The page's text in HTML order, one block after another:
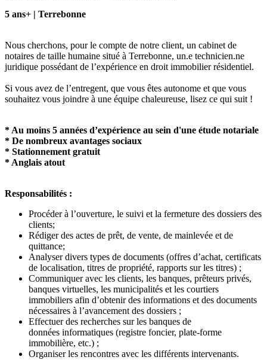
5 ans+ | Terrebonne
Nous cherchons, pour le compte de notre client, un cabinet de
notaires de taille humaine situé à Terrebonne, un.e technicien.ne
juridique possédant de l’expérience en droit immobilier résidentiel.
Si vous avez de l’entregent, que vous êtes autonome et que vous
souhaitez vous joindre à une équipe chaleureuse, lisez ce qui suit !
* Au moins 5 années d’expérience au sein d'une étude notariale
* De nombreux avantages sociaux
* Stationnement gratuit
* Anglais atout
Responsabilités :
Procéder à l’ouverture, le suivi et la fermeture des dossiers des
clients;
Rédiger des actes de prêt, de vente, de mainlevée et de
quittance;
Analyser divers types de documents (offres d’achat, certificats
de localisation, titres de propriété, rapports sur les titres) ;
Communiquer avec les clients, les banques, prêteurs privés,
banques virtuelles, les municipalités et les courtiers
immobiliers afin d’obtenir des informations et des documents
nécessaires à l’avancement des dossiers ;
Effectuer des recherches sur les banques de
données informatiques (registre foncier, plate-forme
immobilière, etc.) ;
Organiser les rencontres avec les différents intervenants.